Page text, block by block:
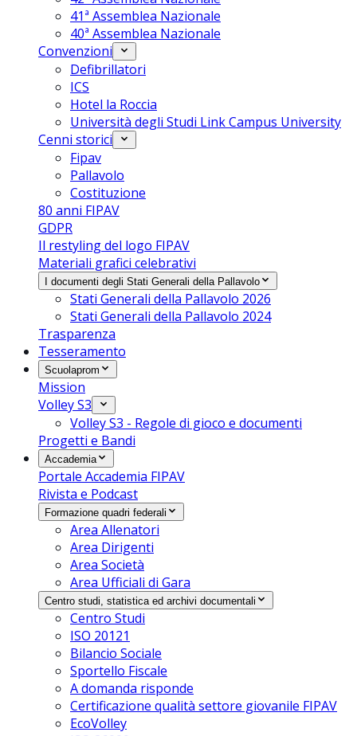
41ª Assemblea Nazionale
40ª Assemblea Nazionale
Convenzioni
Defibrillatori
ICS
Hotel la Roccia
Università degli Studi Link Campus University
Cenni storici
Fipav
Pallavolo
Costituzione
80 anni FIPAV
GDPR
Il restyling del logo FIPAV
Materiali grafici celebrativi
I documenti degli Stati Generali della Pallavolo
Stati Generali della Pallavolo 2026
Stati Generali della Pallavolo 2024
Trasparenza
Tesseramento
Scuolaprom
Mission
Volley S3
Volley S3 - Regole di gioco e documenti
Progetti e Bandi
Accademia
Portale Accademia FIPAV
Rivista e Podcast
Formazione quadri federali
Area Allenatori
Area Dirigenti
Area Società
Area Ufficiali di Gara
Centro studi, statistica ed archivi documentali
Centro Studi
ISO 20121
Bilancio Sociale
Sportello Fiscale
A domanda risponde
Certificazione qualità settore giovanile FIPAV
EcoVolley